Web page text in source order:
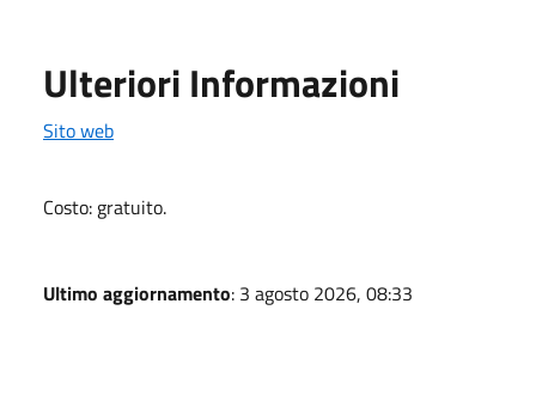
Ulteriori Informazioni
Sito web
Costo: gratuito.
Ultimo aggiornamento: 3 agosto 2026, 08:33